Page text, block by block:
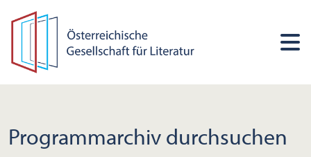
Programmarchiv durchsuchen